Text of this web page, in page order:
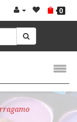
0